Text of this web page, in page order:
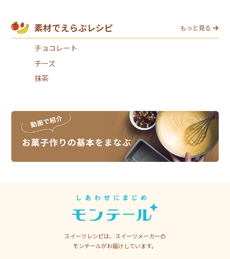
素材でえらぶレシピ もっと見る
チョコレート
チーズ
抹茶
スイーツレシピは、スイーツメーカーの
モンテールがお届けしています。